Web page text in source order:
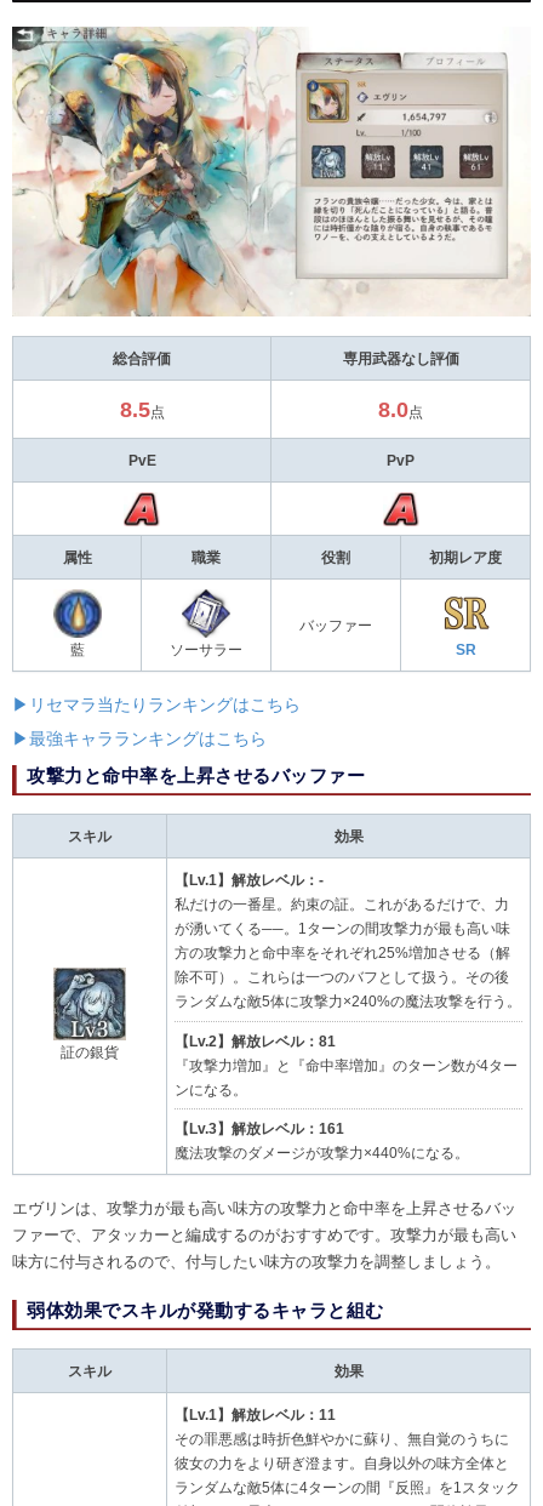
総合評価 専用武器なし評価
8.5点 8.0点
PvE PvP
属性 職業 役割 初期レア度
藍 ソーサラー
バッファー
SR
▶リセマラ当たりランキングはこちら
▶最強キャラランキングはこちら
攻撃力と命中率を上昇させるバッファー
スキル 効果
証の銀貨
【Lv.1】解放レベル：-
私だけの一番星。約束の証。これがあるだけで、力
が湧いてくる──。1ターンの間攻撃力が最も高い味
方の攻撃力と命中率をそれぞれ25%増加させる（解
除不可）。これらは一つのバフとして扱う。その後
ランダムな敵5体に攻撃力×240%の魔法攻撃を行う。
【Lv.2】解放レベル：81
『攻撃力増加』と『命中率増加』のターン数が4ター
ンになる。
【Lv.3】解放レベル：161
魔法攻撃のダメージが攻撃力×440%になる。
エヴリンは、攻撃力が最も高い味方の攻撃力と命中率を上昇させるバッ
ファーで、アタッカーと編成するのがおすすめです。攻撃力が最も高い
味方に付与されるので、付与したい味方の攻撃力を調整しましょう。
弱体効果でスキルが発動するキャラと組む
スキル 効果
【Lv.1】解放レベル：11
その罪悪感は時折色鮮やかに蘇り、無自覚のうちに
彼女の力をより研ぎ澄ます。自身以外の味方全体と
ランダムな敵5体に4ターンの間『反照』を1スタック